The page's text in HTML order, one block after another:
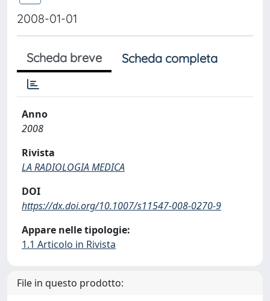
2008-01-01
Scheda breve Scheda completa
Anno
2008
Rivista
LA RADIOLOGIA MEDICA
DOI
https://dx.doi.org/10.1007/s11547-008-0270-9
Appare nelle tipologie:
1.1 Articolo in Rivista
File in questo prodotto: